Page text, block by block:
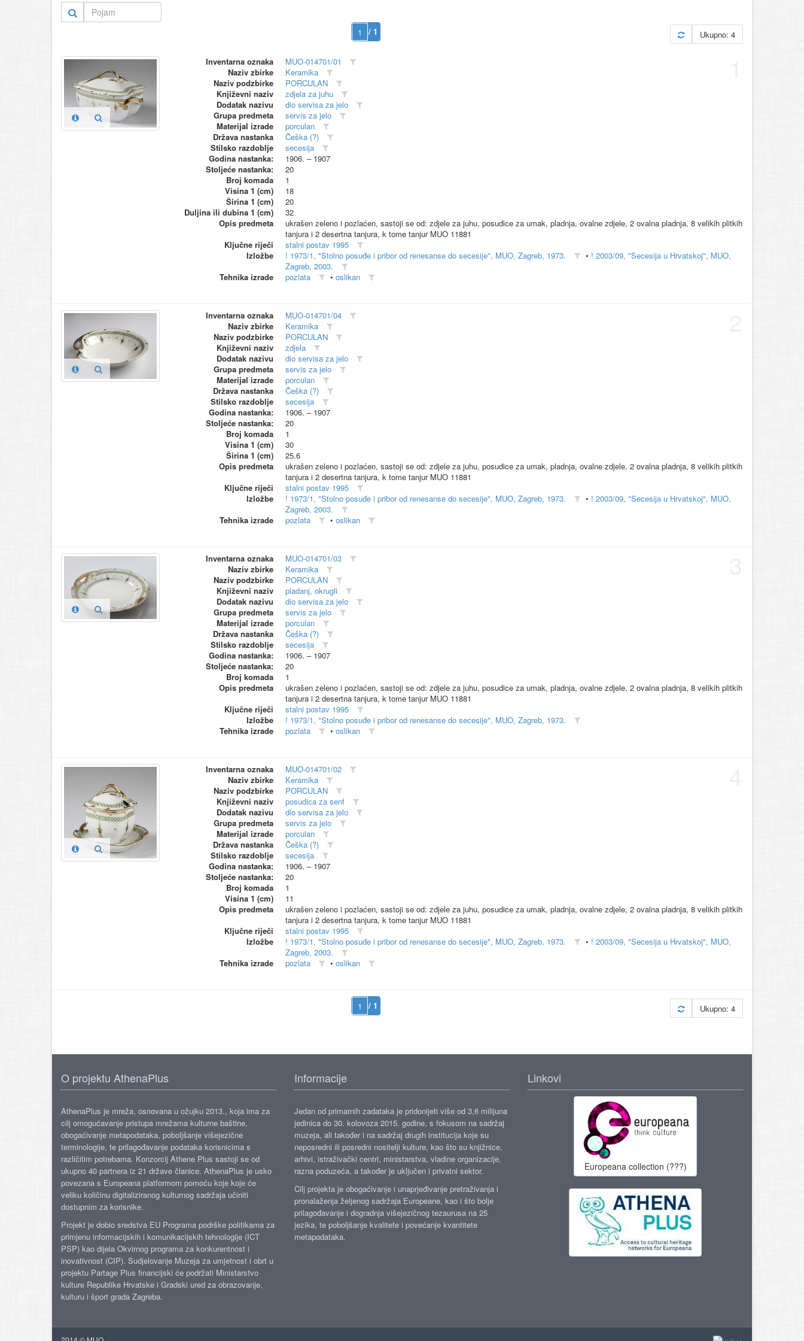
/ 1 Ukupno: 4
Inventarna oznaka
MUO-014701/01
Naziv zbirke
Keramika
Naziv podzbirke
PORCULAN
Književni naziv
zdjela za juhu
Dodatak nazivu
dio servisa za jelo
Grupa predmeta
servis za jelo
Materijal izrade
porculan
Država nastanka
Češka (?)
Stilsko razdoblje
secesija
Godina nastanka:
1906. – 1907
Stoljeće nastanka:
20
Broj komada
1
Visina 1 (cm)
18
Širina 1 (cm)
20
Duljina ili dubina 1 (cm)
32
Opis predmeta
ukrašen zeleno i pozlaćen, sastoji se od: zdjele za juhu, posudice za umak, pladnja, ovalne zdjele, 2 ovalna pladnja, 8 velikih plitkih
tanjura i 2 desertna tanjura, k tome tanjur MUO 11881
Ključne riječi
stalni postav 1995
Izložbe
! 1973/1, "Stolno posuđe i pribor od renesanse do secesije", MUO, Zagreb, 1973. • ! 2003/09, "Secesija u Hrvatskoj", MUO,
Zagreb, 2003.
Tehnika izrade
pozlata • oslikan
Inventarna oznaka
MUO-014701/04
Naziv zbirke
Keramika
Naziv podzbirke
PORCULAN
Književni naziv
zdjela
Dodatak nazivu
dio servisa za jelo
Grupa predmeta
servis za jelo
Materijal izrade
porculan
Država nastanka
Češka (?)
Stilsko razdoblje
secesija
Godina nastanka:
1906. – 1907
Stoljeće nastanka:
20
Broj komada
1
Visina 1 (cm)
30
Širina 1 (cm)
25.6
Opis predmeta
ukrašen zeleno i pozlaćen, sastoji se od: zdjele za juhu, posudice za umak, pladnja, ovalne zdjele, 2 ovalna pladnja, 8 velikih plitkih
tanjura i 2 desertna tanjura, k tome tanjur MUO 11881
Ključne riječi
stalni postav 1995
Izložbe
! 1973/1, "Stolno posuđe i pribor od renesanse do secesije", MUO, Zagreb, 1973. • ! 2003/09, "Secesija u Hrvatskoj", MUO,
Zagreb, 2003.
Tehnika izrade
pozlata • oslikan
Inventarna oznaka
MUO-014701/03
Naziv zbirke
Keramika
Naziv podzbirke
PORCULAN
Književni naziv
pladanj, okrugli
Dodatak nazivu
dio servisa za jelo
Grupa predmeta
servis za jelo
Materijal izrade
porculan
Država nastanka
Češka (?)
Stilsko razdoblje
secesija
Godina nastanka:
1906. – 1907
Stoljeće nastanka:
20
Broj komada
1
Opis predmeta
ukrašen zeleno i pozlaćen, sastoji se od: zdjele za juhu, posudice za umak, pladnja, ovalne zdjele, 2 ovalna pladnja, 8 velikih plitkih
tanjura i 2 desertna tanjura, k tome tanjur MUO 11881
Ključne riječi
stalni postav 1995
Izložbe
! 1973/1, "Stolno posuđe i pribor od renesanse do secesije", MUO, Zagreb, 1973.
Tehnika izrade
pozlata • oslikan
Inventarna oznaka
MUO-014701/02
Naziv zbirke
Keramika
Naziv podzbirke
PORCULAN
Književni naziv
posudica za senf
Dodatak nazivu
dio servisa za jelo
Grupa predmeta
servis za jelo
Materijal izrade
porculan
Država nastanka
Češka (?)
Stilsko razdoblje
secesija
Godina nastanka:
1906. – 1907
Stoljeće nastanka:
20
Broj komada
1
Visina 1 (cm)
11
Opis predmeta
ukrašen zeleno i pozlaćen, sastoji se od: zdjele za juhu, posudice za umak, pladnja, ovalne zdjele, 2 ovalna pladnja, 8 velikih plitkih
tanjura i 2 desertna tanjura, k tome tanjur MUO 11881
Ključne riječi
stalni postav 1995
Izložbe
! 1973/1, "Stolno posuđe i pribor od renesanse do secesije", MUO, Zagreb, 1973. • ! 2003/09, "Secesija u Hrvatskoj", MUO,
Zagreb, 2003.
Tehnika izrade
pozlata • oslikan
/ 1 Ukupno: 4
O projektu AthenaPlus
AthenaPlus je mreža, osnovana u ožujku 2013., koja ima za
cilj omogućavanje pristupa mrežama kulturne baštine,
obogaćivanje metapodataka, poboljšanje višejezične
terminologije, te prilagođavanje podataka korisnicima s
različitim potrebama. Konzorcij Athene Plus sastoji se od
ukupno 40 partnera iz 21 države članice. AthenaPlus je usko
povezana s Europeana platformom pomoću koje koje će
veliku količinu digitaliziranog kulturnog sadržaja učiniti
dostupnim za korisnike.
Projekt je dobio sredstva EU Programa podrške politikama za
primjenu informacijskih i komunikacijskih tehnologije (ICT
PSP) kao dijela Okvirnog programa za konkurentnost i
inovativnost (CIP). Sudjelovanje Muzeja za umjetnost i obrt u
projektu Partage Plus financijski će podržati Ministarstvo
kulture Republike Hrvatske i Gradski ured za obrazovanje,
kulturu i šport grada Zagreba.
Informacije
Jedan od primarnih zadataka je pridonijeti više od 3,6 milijuna
jedinica do 30. kolovoza 2015. godine, s fokusom na sadržaj
muzeja, ali također i na sadržaj drugih institucija koje su
neposredni ili posredni nositelji kulture, kao što su knjižnice,
arhivi, istraživački centri, ministarstva, vladine organizacije,
razna poduzeća, a također je uključen i privatni sektor.
Cilj projekta je obogaćivanje i unaprjeđivanje pretraživanja i
pronalaženja željenog sadržaja Europeane, kao i što bolje
prilagođavanje i dogradnja višejezičnog tezaurusa na 25
jezika, te poboljšanje kvalitete i povećanje kvantitete
metapodataka.
Linkovi
Europeana collection (???)